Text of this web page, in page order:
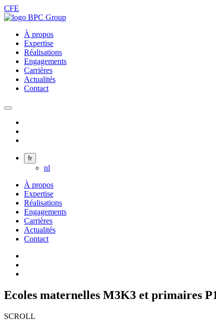
CFE
À propos
Expertise
Réalisations
Engagements
Carrières
Actualités
Contact
fr
nl
À propos
Expertise
Réalisations
Engagements
Carrières
Actualités
Contact
Ecoles maternelles M3K3 et primaires
SCROLL